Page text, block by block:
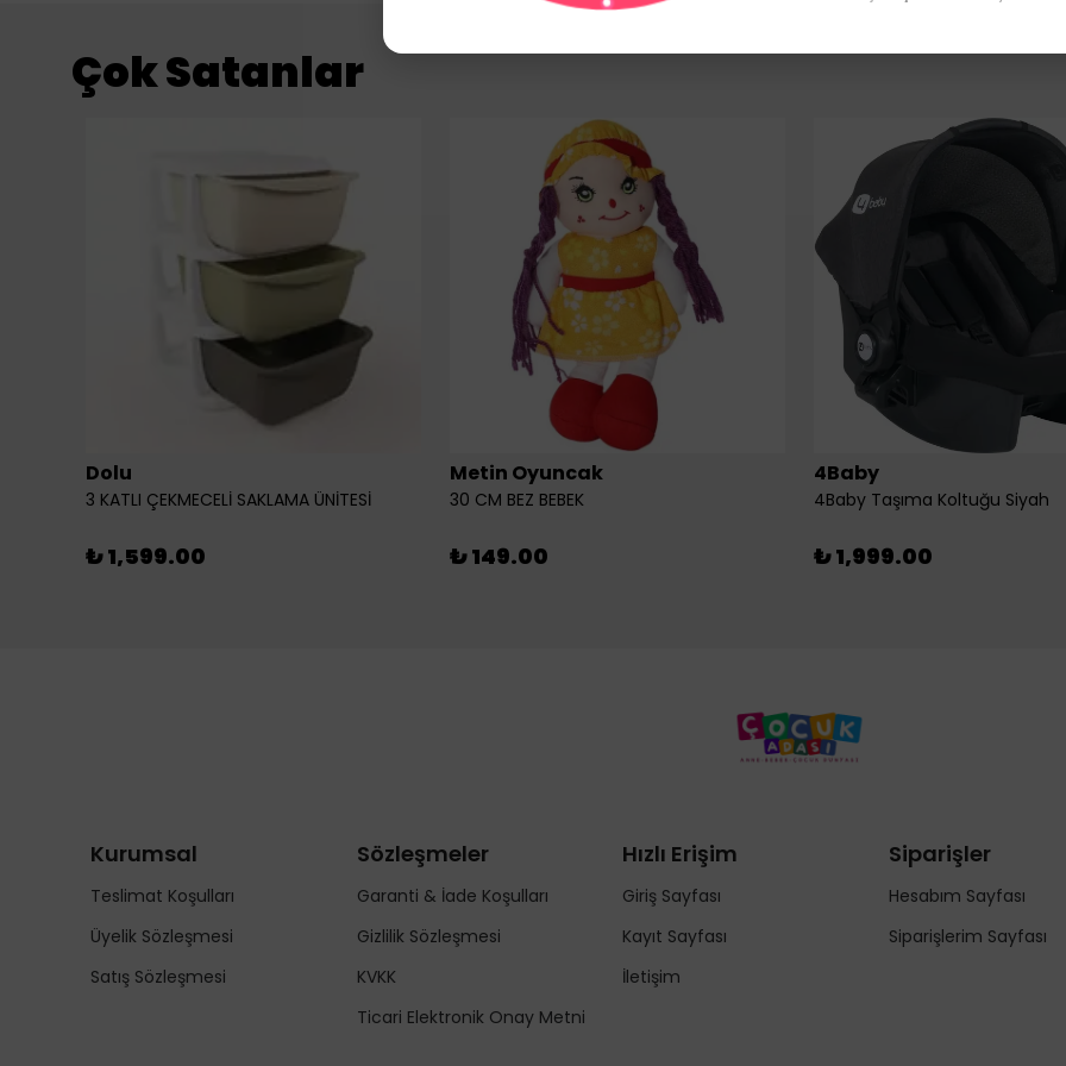
Çok Satanlar
Dolu
3 KATLI ÇEKMECELİ SAKLAMA ÜNİTESİ
₺ 1,599.00
Metin Oyuncak
30 CM BEZ BEBEK
₺ 149.00
4Baby
4Baby Taşıma Koltuğu Siyah
₺ 1,999.00
Kurumsal
Teslimat Koşulları
Üyelik Sözleşmesi
Satış Sözleşmesi
Sözleşmeler
Garanti & İade Koşulları
Gizlilik Sözleşmesi
KVKK
Ticari Elektronik Onay Metni
Hızlı Erişim
Giriş Sayfası
Kayıt Sayfası
İletişim
Siparişler
Hesabım Sayfası
Siparişlerim Sayfası